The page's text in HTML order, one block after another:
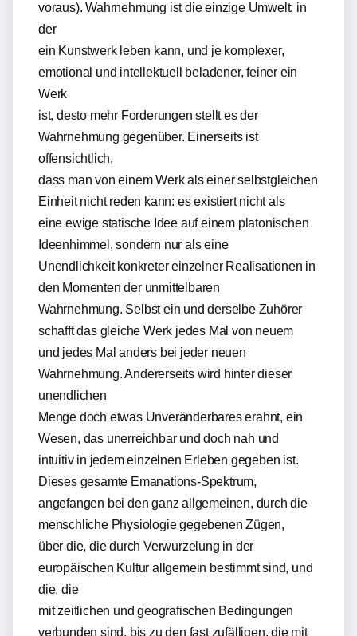
voraus). Wahrnehmung ist die einzige Umwelt, in
der
ein Kunstwerk leben kann, und je komplexer,
emotional und intellektuell beladener, feiner ein
Werk
ist, desto mehr Forderungen stellt es der
Wahrnehmung gegenüber. Einerseits ist
offensichtlich,
dass man von einem Werk als einer selbstgleichen
Einheit nicht reden kann: es existiert nicht als
eine ewige statische Idee auf einem platonischen
Ideenhimmel, sondern nur als eine
Unendlichkeit konkreter einzelner Realisationen in
den Momenten der unmittelbaren
Wahrnehmung. Selbst ein und derselbe Zuhörer
schafft das gleiche Werk jedes Mal von neuem
und jedes Mal anders bei jeder neuen
Wahrnehmung. Andererseits wird hinter dieser
unendlichen
Menge doch etwas Unveränderbares erahnt, ein
Wesen, das unerreichbar und doch nah und
intuitiv in jedem einzelnen Erleben gegeben ist.
Dieses gesamte Emanations-Spektrum,
angefangen bei den ganz allgemeinen, durch die
menschliche Physiologie gegebenen Zügen,
über die, die durch Verwurzelung in der
europäischen Kultur allgemein bestimmt sind, und
die, die
mit zeitlichen und geografischen Bedingungen
verbunden sind, bis zu den fast zufälligen, die mit